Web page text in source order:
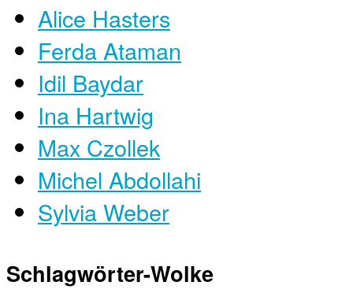
Alice Hasters
Ferda Ataman
Idil Baydar
Ina Hartwig
Max Czollek
Michel Abdollahi
Sylvia Weber
Schlagwörter-Wolke